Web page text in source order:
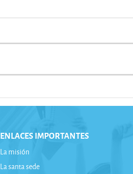
ENLACES IMPORTANTES
La misión
La santa sede